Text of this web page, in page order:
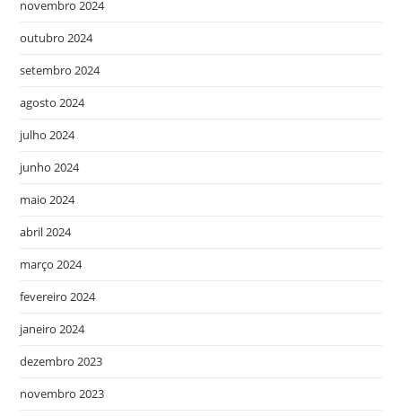
novembro 2024
outubro 2024
setembro 2024
agosto 2024
julho 2024
junho 2024
maio 2024
abril 2024
março 2024
fevereiro 2024
janeiro 2024
dezembro 2023
novembro 2023